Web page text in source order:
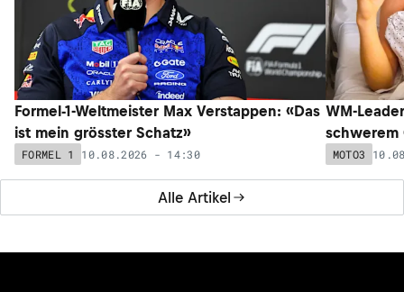
Alle Artikel
Formel-1-Weltmeister Max Verstappen: «Das
ist mein grösster Schatz»
FORMEL 1 10.08.2026 - 14:30
WM-
schwerem
MOTO3